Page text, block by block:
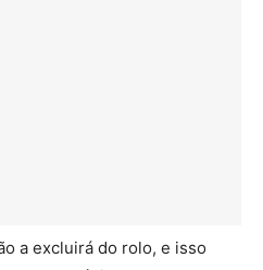
a excluirá do rolo, e isso